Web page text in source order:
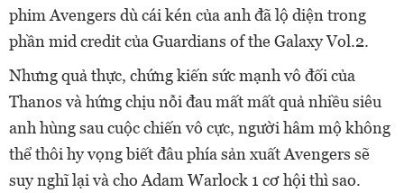
phim Avengers dù cái kén của anh đã lộ diện trong
phần mid credit của Guardians of the Galaxy Vol.2.
Nhưng quả thực, chứng kiến sức mạnh vô đối của
Thanos và hứng chịu nỗi đau mất mất quả nhiều siêu
anh hùng sau cuộc chiến vô cực, người hâm mộ không
thể thôi hy vọng biết đâu phía sản xuất Avengers sẽ
suy nghĩ lại và cho Adam Warlock 1 cơ hội thì sao.